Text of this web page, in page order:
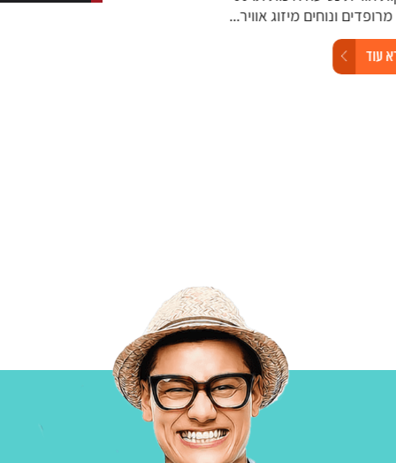
ונוחים מיזוג אוויר...